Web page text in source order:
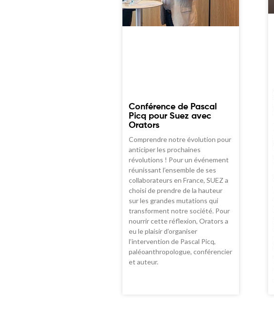
Conférence de Pascal
Picq pour Suez avec
Orators
Comprendre notre évolution pour
anticiper les prochaines
révolutions ! Pour un événement
réunissant l’ensemble de ses
collaborateurs en France, SUEZ a
choisi de prendre de la hauteur
sur les grandes mutations qui
transforment notre société. Pour
nourrir cette réflexion, Orators a
eu le plaisir d’organiser
l’intervention de Pascal Picq,
paléoanthropologue, conférencier
et auteur.